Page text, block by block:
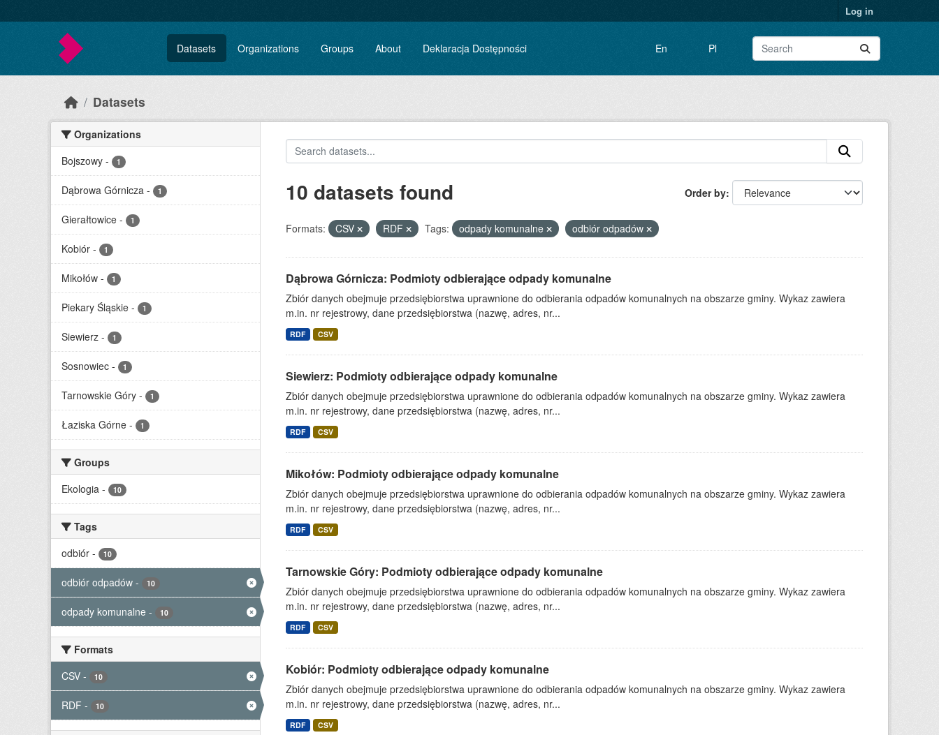
Log in
Datasets Organizations Groups About Deklaracja Dostępności En Pl
Datasets
Organizations
Bojszowy - 1
Dąbrowa Górnicza - 1
Gierałtowice - 1
Kobiór - 1
Mikołów - 1
Piekary Śląskie - 1
Siewierz - 1
Sosnowiec - 1
Tarnowskie Góry - 1
Łaziska Górne - 1
Groups
Ekologia - 10
Tags
odbiór - 10
odbiór odpadów - 10
odpady komunalne - 10
Formats
CSV - 10
RDF - 10
Order by
10 datasets found
Formats: CSV RDF Tags: odpady komunalne odbiór odpadów
Dąbrowa Górnicza: Podmioty odbierające odpady komunalne
Zbiór danych obejmuje przedsiębiorstwa uprawnione do odbierania odpadów komunalnych na obszarze gminy. Wykaz zawiera
m.in. nr rejestrowy, dane przedsiębiorstwa (nazwę, adres, nr...
RDF CSV
Siewierz: Podmioty odbierające odpady komunalne
Zbiór danych obejmuje przedsiębiorstwa uprawnione do odbierania odpadów komunalnych na obszarze gminy. Wykaz zawiera
m.in. nr rejestrowy, dane przedsiębiorstwa (nazwę, adres, nr...
RDF CSV
Mikołów: Podmioty odbierające odpady komunalne
Zbiór danych obejmuje przedsiębiorstwa uprawnione do odbierania odpadów komunalnych na obszarze gminy. Wykaz zawiera
m.in. nr rejestrowy, dane przedsiębiorstwa (nazwę, adres, nr...
RDF CSV
Tarnowskie Góry: Podmioty odbierające odpady komunalne
Zbiór danych obejmuje przedsiębiorstwa uprawnione do odbierania odpadów komunalnych na obszarze gminy. Wykaz zawiera
m.in. nr rejestrowy, dane przedsiębiorstwa (nazwę, adres, nr...
RDF CSV
Kobiór: Podmioty odbierające odpady komunalne
Zbiór danych obejmuje przedsiębiorstwa uprawnione do odbierania odpadów komunalnych na obszarze gminy. Wykaz zawiera
m.in. nr rejestrowy, dane przedsiębiorstwa (nazwę, adres, nr...
RDF CSV